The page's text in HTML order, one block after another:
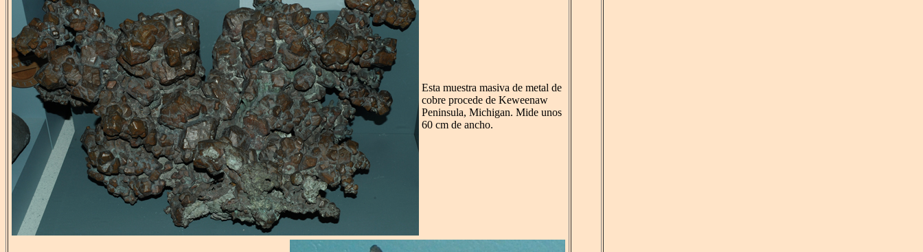
Esta muestra masiva de metal de
cobre procede de Keweenaw
Peninsula, Michigan. Mide unos
60 cm de ancho.